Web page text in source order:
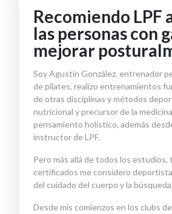
Recomiendo LPF
las personas con
mejorar
Soy Agustín González, entrenador
depilates, realizo entrenamientos
de otras disciplinas y métodos
nutricional y precursor de la
pensamiento holístico, además
instructor de LPF.
Pero más allá de todos los estudios,
certificados me considero
del cuidado del cuerpo y la
Desde mis comienzos en los clubs